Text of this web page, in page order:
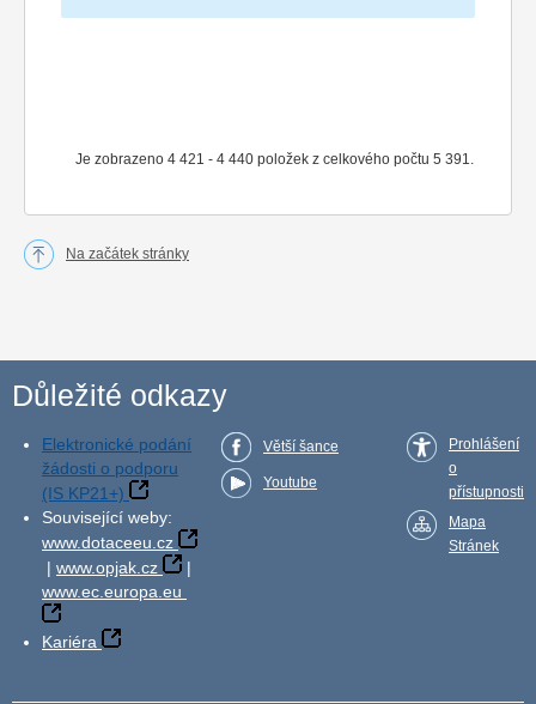
Je zobrazeno 4 421 - 4 440 položek z celkového počtu 5 391.
Na začátek stránky
Důležité odkazy
Elektronické podání
žádosti o podporu
(IS KP21+)
Související weby:
www.dotaceeu.cz
| www.opjak.cz
|
www.ec.europa.eu
Kariéra
Větší šance
Youtube
Prohlášení
o
přístupnosti
Mapa
Stránek